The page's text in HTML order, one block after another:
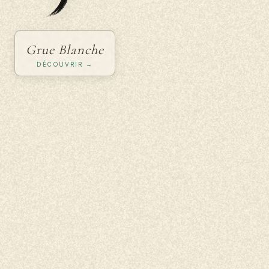
Chuan et Kung-fu de la Grue Blanche
Grue Blanche